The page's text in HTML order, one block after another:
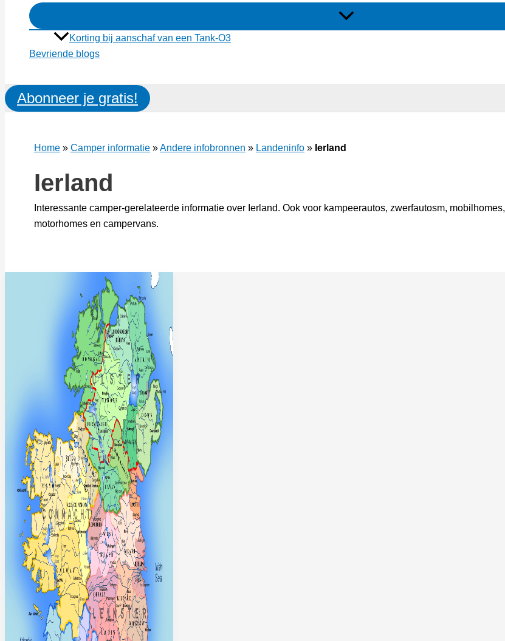
Korting bij aanschaf van een Tank-O3
Bevriende blogs
Abonneer je gratis!
Home » Camper informatie »Andere infobronnen » Landeninfo » Ierland
Ierland
Interessante camper-gerelateerde informatie over Ierland. Ook voor kampeerautos, zwerfautosm, mobilhomes,
motorhomes en campervans.